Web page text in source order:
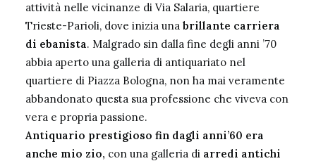
attività nelle vicinanze di Via Salaria, quartiere
Trieste-Parioli, dove inizia una brillante carriera
di ebanista. Malgrado sin dalla fine degli anni ’70
abbia aperto una galleria di antiquariato nel
quartiere di Piazza Bologna, non ha mai veramente
abbandonato questa sua professione che viveva con
vera e propria passione.
Antiquario prestigioso fin dagli anni’60 era
anche mio zio, con una galleria di arredi antichi